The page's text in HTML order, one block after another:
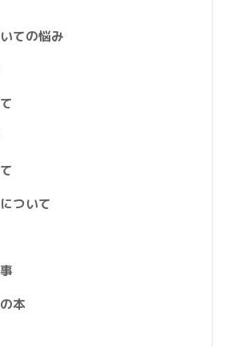
ての悩み
ついて
本